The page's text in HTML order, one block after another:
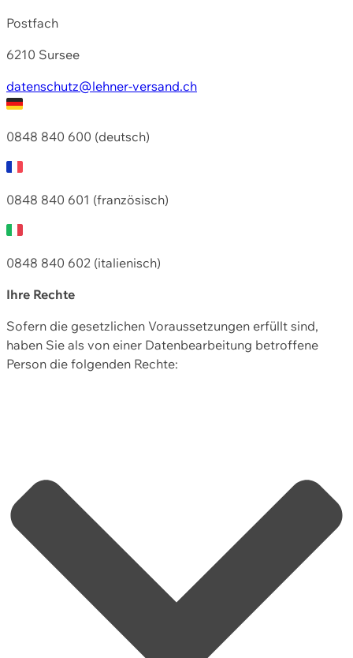
Postfach
6210 Sursee
datenschutz@lehner-versand.ch
0848 840 600 (deutsch)
0848 840 601 (französisch)
0848 840 602 (italienisch)
Ihre Rechte
Sofern die gesetzlichen Voraussetzungen erfüllt sind,
haben Sie als von einer Datenbearbeitung betroffene
Person die folgenden Rechte: